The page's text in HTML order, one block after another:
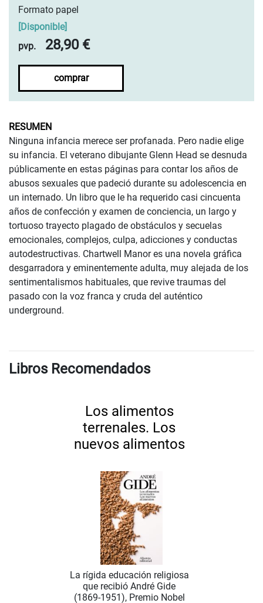
Formato papel
[Disponible]
pvp.
28,90 €
comprar
RESUMEN
Ninguna infancia merece ser profanada. Pero nadie elige
su infancia. El veterano dibujante Glenn Head se desnuda
públicamente en estas páginas para contar los años de
abusos sexuales que padeció durante su adolescencia en
un internado. Un libro que le ha requerido casi cincuenta
años de confección y examen de conciencia, un largo y
tortuoso trayecto plagado de obstáculos y secuelas
emocionales, complejos, culpa, adicciones y conductas
autodestructivas. Chartwell Manor es una novela gráfica
desgarradora y eminentemente adulta, muy alejada de los
sentimentalismos habituales, que revive traumas del
pasado con la voz franca y cruda del auténtico
underground.
Libros Recomendados
Los alimentos
terrenales. Los
nuevos alimentos
La rígida educación religiosa
que recibió André Gide
(1869-1951), Premio Nobel